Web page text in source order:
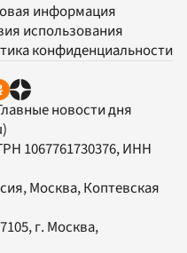
информация
использования
конфиденциальности
новости дня
1067761730376, ИНН
Москва, Коптевская
, г. Москва,